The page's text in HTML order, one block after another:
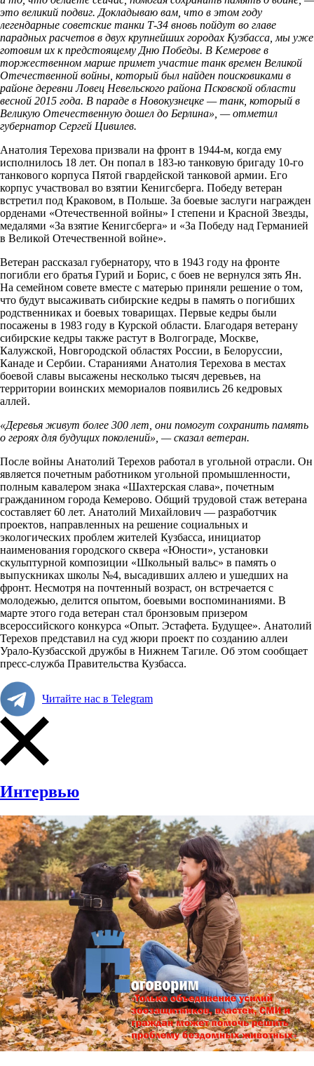
это великий подвиг. Докладываю вам, что в этом году
легендарные советские танки Т-З4 вновь пойдут во главе
парадных расчетов в двух крупнейших городах Кузбасса, мы уже
готовим их к предстоящему Дню Победы. В Кемерове в
торжественном марше примет участие танк времен Великой
Отечественной войны, который был найден поисковиками в
районе деревни Ловец Невельского района Псковской области
весной 2015 года. В параде в Новокузнецке — танк, который в
Великую Отечественную дошел до Берлина», — отметил
губернатор Сергей Цивилев.
Анатолия Терехова призвали на фронт в 1944-м, когда ему
исполнилось 18 лет. Он попал в 183-ю танковую бригаду 10-го
танкового корпуса Пятой гвардейской танковой армии. Его
корпус участвовал во взятии Кенигсберга. Победу ветеран
встретил под Краковом, в Польше. За боевые заслуги награжден
орденами «Отечественной войны» I степени и Красной Звезды,
медалями «За взятие Кенигсберга» и «За Победу над Германией
в Великой Отечественной войне».
Ветеран рассказал губернатору, что в 1943 году на фронте
погибли его братья Гурий и Борис, с боев не вернулся зять Ян.
На семейном совете вместе с матерью приняли решение о том,
что будут высаживать сибирские кедры в память о погибших
родственниках и боевых товарищах. Первые кедры были
посажены в 1983 году в Курской области. Благодаря ветерану
сибирские кедры также растут в Волгограде, Москве,
Калужской, Новгородской областях России, в Белоруссии,
Канаде и Сербии. Стараниями Анатолия Терехова в местах
боевой славы высажены несколько тысяч деревьев, на
территории воинских мемориалов появились 26 кедровых
аллей.
«Деревья живут более 300 лет, они помогут сохранить память
о героях для будущих поколений», — сказал ветеран.
После войны Анатолий Терехов работал в угольной отрасли. Он
является почетным работником угольной промышленности,
полным кавалером знака «Шахтерская слава», почетным
гражданином города Кемерово. Общий трудовой стаж ветерана
составляет 60 лет. Анатолий Михайлович — разработчик
проектов, направленных на решение социальных и
экологических проблем жителей Кузбасса, инициатор
наименования городского сквера «Юности», установки
скульптурной композиции «Школьный вальс» в память о
выпускниках школы №4, высадивших аллею и ушедших на
фронт. Несмотря на почтенный возраст, он встречается с
молодежью, делится опытом, боевыми воспоминаниями. В
марте этого года ветеран стал бронзовым призером
всероссийского конкурса «Опыт. Эстафета. Будущее». Анатолий
Терехов представил на суд жюри проект по созданию аллеи
Урало-Кузбасской дружбы в Нижнем Тагиле. Об этом сообщает
пресс-служба Правительства Кузбасса.
Читайте нас в Telegram
Интервью